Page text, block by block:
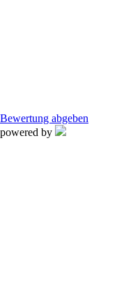
Bewertung abgeben
powered by